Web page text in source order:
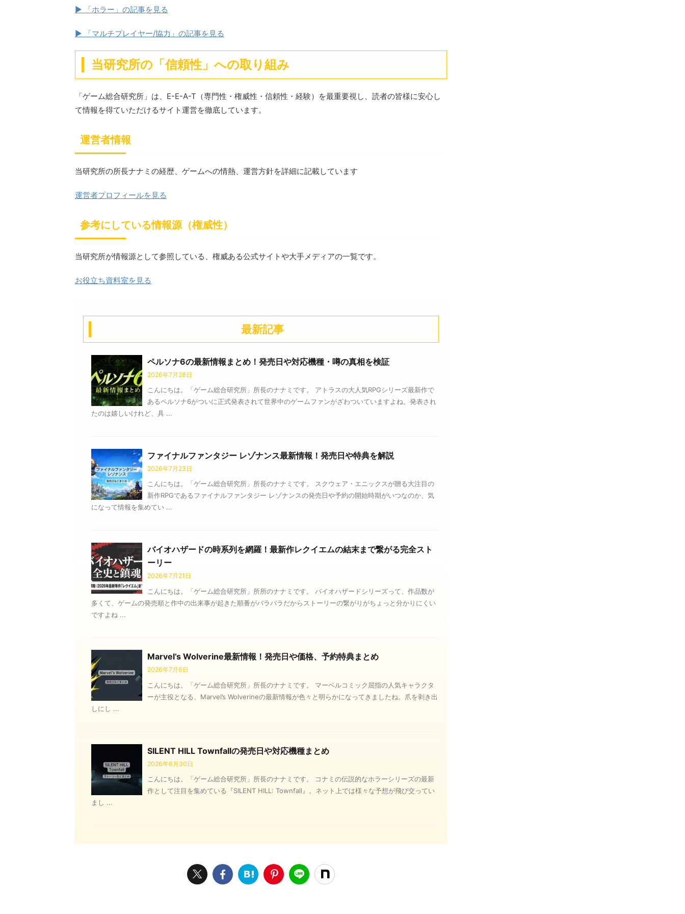
▶ 「ホラー」の記事を見る
▶ 「マルチプレイヤー/協力」の記事を見る
当研究所の「信頼性」への取り組み
「ゲーム総合研究所」は、E-E-A-T（専門性・権威性・信頼性・経験）を最重要視し、読者の皆様に安心し
て情報を得ていただけるサイト運営を徹底しています。
運営者情報
当研究所の所長ナナミの経歴、ゲームへの情熱、運営方針を詳細に記載しています
運営者プロフィールを見る
参考にしている情報源（権威性）
当研究所が情報源として参照している、権威ある公式サイトや大手メディアの一覧です。
お役立ち資料室を見る
最新記事
ペルソナ6の最新情報まとめ！発売日や対応機種・噂の真相を検証
2026年7月28日
こんにちは。「ゲーム総合研究所」所長のナナミです。 アトラスの大人気RPGシリーズ最新作で
あるペルソナ6がついに正式発表されて世界中のゲームファンがざわついていますよね。発表され
たのは嬉しいけれど、具 ...
ファイナルファンタジー レゾナンス最新情報！発売日や特典を解説
2026年7月23日
こんにちは。「ゲーム総合研究所」所長のナナミです。 スクウェア・エニックスが贈る大注目の
新作RPGであるファイナルファンタジー レゾナンスの発売日や予約の開始時期がいつなのか、気
になって情報を集めてい ...
バイオハザードの時系列を網羅！最新作レクイエムの結末まで繋がる完全スト
ーリー
2026年7月21日
こんにちは。「ゲーム総合研究所」所所のナナミです。 バイオハザードシリーズって、作品数が
多くて、ゲームの発売順と作中の出来事が起きた順番がバラバラだからストーリーの繋がりがちょっと分かりにくい
ですよね ...
Marvel’s Wolverine最新情報！発売日や価格、予約特典まとめ
2026年7月6日
こんにちは。「ゲーム総合研究所」所長のナナミです。 マーベルコミック屈指の人気キャラクタ
ーが主役となる、Marvel’s Wolverineの最新情報が色々と明らかになってきましたね。爪を剥き出
しにし ...
SILENT HILL Townfallの発売日や対応機種まとめ
2026年6月30日
こんにちは。「ゲーム総合研究所」所長のナナミです。 コナミの伝説的なホラーシリーズの最新
作として注目を集めている『SILENT HILL: Townfall』。ネット上では様々な予想が飛び交ってい
まし ...